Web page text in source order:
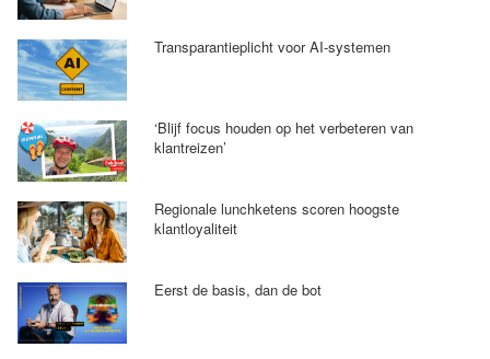
Transparantieplicht voor AI-systemen
‘Blijf focus houden op het verbeteren van
klantreizen’
Regionale lunchketens scoren hoogste
klantloyaliteit
Eerst de basis, dan de bot